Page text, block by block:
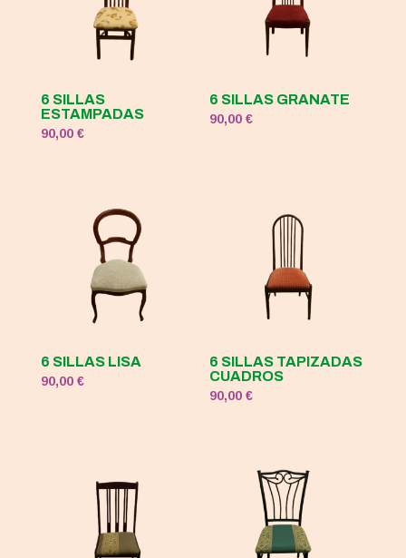
6 SILLAS
ESTAMPADAS
90,00 €
6 SILLAS GRANATE
90,00€
6 SILLAS LISA
90,00 €
6 SILLAS TAPIZADAS
CUADROS
90,00€